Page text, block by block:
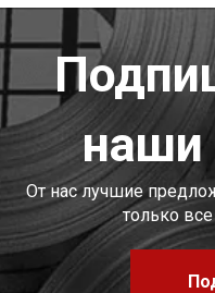
наши
От нас лучшие
только